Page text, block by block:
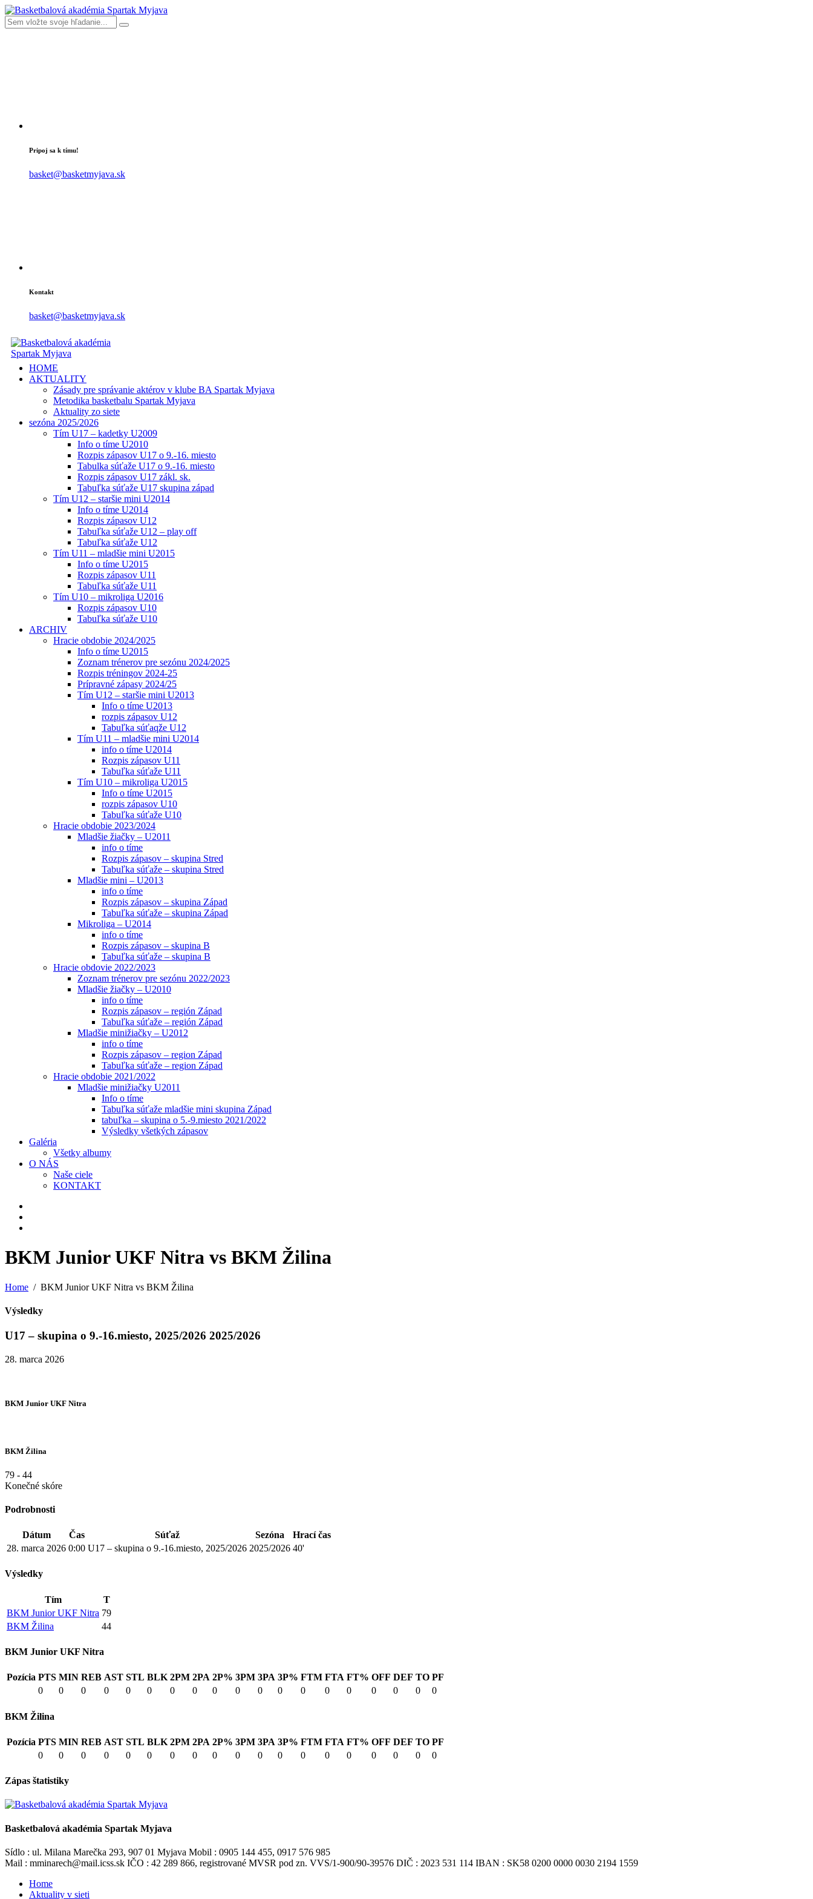
Pripoj sa k tímu!
basket@basketmyjava.sk
Kontakt
basket@basketmyjava.sk
HOME
AKTUALITY
Zásady pre správanie aktérov v klube BA Spartak Myjava
Metodika basketbalu Spartak Myjava
Aktuality zo siete
sezóna 2025/2026
Tím U17 – kadetky U2009
Info o tíme U2010
Rozpis zápasov U17 o 9.-16. miesto
Tabulka súťaže U17 o 9.-16. miesto
Rozpis zápasov U17 zákl. sk.
Tabuľka súťaže U17 skupina západ
Tím U12 – staršie mini U2014
Info o tíme U2014
Rozpis zápasov U12
Tabuľka súťaže U12 – play off
Tabuľka súťaže U12
Tím U11 – mladšie mini U2015
Info o tíme U2015
Rozpis zápasov U11
Tabuľka súťaže U11
Tím U10 – mikroliga U2016
Rozpis zápasov U10
Tabuľka súťaže U10
ARCHIV
Hracie obdobie 2024/2025
Info o tíme U2015
Zoznam trénerov pre sezónu 2024/2025
Rozpis tréningov 2024-25
Prípravné zápasy 2024/25
Tím U12 – staršie mini U2013
Info o tíme U2013
rozpis zápasov U12
Tabuľka súťaqže U12
Tím U11 – mladšie mini U2014
info o tíme U2014
Rozpis zápasov U11
Tabuľka súťaže U11
Tím U10 – mikroliga U2015
Info o tíme U2015
rozpis zápasov U10
Tabuľka súťaže U10
Hracie obdobie 2023/2024
Mladšie žiačky – U2011
info o tíme
Rozpis zápasov – skupina Stred
Tabuľka súťaže – skupina Stred
Mladšie mini – U2013
info o tíme
Rozpis zápasov – skupina Západ
Tabuľka súťaže – skupina Západ
Mikroliga – U2014
info o tíme
Rozpis zápasov – skupina B
Tabuľka súťaže – skupina B
Hracie obdovie 2022/2023
Zoznam trénerov pre sezónu 2022/2023
Mladšie žiačky – U2010
info o tíme
Rozpis zápasov – región Západ
Tabuľka súťaže – región Západ
Mladšie minižiačky – U2012
info o tíme
Rozpis zápasov – region Západ
Tabuľka súťaže – region Západ
Hracie obdobie 2021/2022
Mladšie minižiačky U2011
Info o tíme
Tabuľka súťaže mladšie mini skupina Západ
tabuľka – skupina o 5.-9.miesto 2021/2022
Výsledky všetkých zápasov
Galéria
Všetky albumy
O NÁS
Naše ciele
KONTAKT
BKM Junior UKF Nitra vs BKM Žilina
Home BKM Junior UKF Nitra vs BKM Žilina
Výsledky
U17 – skupina o 9.-16.miesto, 2025/2026 2025/2026
28. marca 2026
BKM Junior UKF Nitra
BKM Žilina
79 - 44
Konečné skóre
Podrobnosti
Dátum Čas Súťaž Sezóna
Hrací čas
28. marca 2026 0:00 U17 – skupina o 9.-16.miesto, 2025/2026 2025/2026 40'
Výsledky
Tím
T
BKM Junior UKF Nitra 79
BKM Žilina
44
BKM Junior UKF Nitra
Pozícia PTS MIN REB AST STL BLK 2PM 2PA 2P% 3PM 3PA 3P% FTM FTA FT% OFF DEF TO PF
0
0 0 0 0 0 0 0 0 0 0 0 0 0 0 0 0 0 0
BKM Žilina
Pozícia PTS MIN REB AST STL BLK 2PM 2PA 2P% 3PM 3PA 3P% FTM FTA FT% OFF DEF TO PF
0
0 0 0 0 0 0 0 0 0 0 0 0 0 0 0 0 0 0
Zápas štatistiky
Basketbalová akadémia Spartak Myjava
Sídlo : ul. Milana Marečka 293, 907 01 Myjava Mobil : 0905 144 455, 0917 576 985
Mail : mminarech@mail.icss.sk IČO : 42 289 866, registrované MVSR pod zn. VVS/1-900/90-39576 DIČ : 2023 531 114 IBAN : SK58 0200 0000 0030 2194 1559
Home
Aktuality v sieti